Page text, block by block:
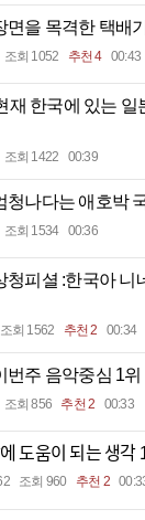
면을 목격한 택배
조회 1052 추천 4 00:43
재 한국에 있는 일
조회 1422 00:39
청나다는 애호박
조회 1534 00:36
청피셜 :한국아 니
조회 1562 추천 2 00:34
번주 음악중심 1위
조회 856 추천 2 00:33
도움이 되는
조회 960 추천 2